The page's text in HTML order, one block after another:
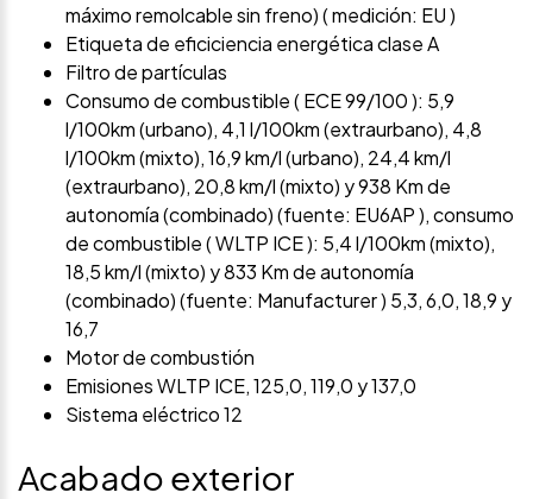
máximo remolcable sin freno) ( medición: EU )
Etiqueta de eficiciencia energética clase A
Filtro de partículas
Consumo de combustible ( ECE 99/100 ): 5,9
l/100km (urbano), 4,1 l/100km (extraurbano), 4,8
l/100km (mixto), 16,9 km/l (urbano), 24,4 km/l
(extraurbano), 20,8 km/l (mixto) y 938 Km de
autonomía (combinado) (fuente: EU6AP ), consumo
de combustible ( WLTP ICE ): 5,4 l/100km (mixto),
18,5 km/l (mixto) y 833 Km de autonomía
(combinado) (fuente: Manufacturer ) 5,3, 6,0, 18,9 y
16,7
Motor de combustión
Emisiones WLTP ICE, 125,0, 119,0 y 137,0
Sistema eléctrico 12
Acabado exterior